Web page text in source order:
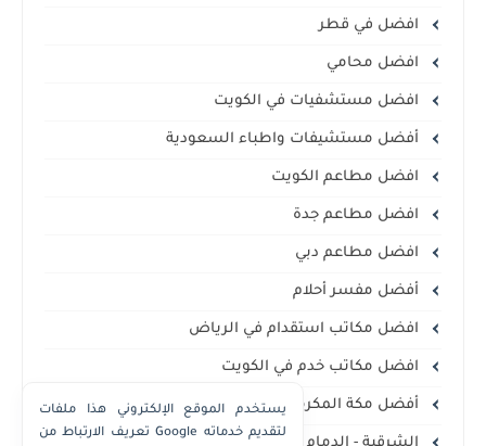
افضل في قطر
افضل محامي
افضل مستشفيات في الكويت
أفضل مستشيفات واطباء السعودية
افضل مطاعم الكويت
افضل مطاعم جدة
افضل مطاعم دبي
أفضل مفسر أحلام
افضل مكاتب استقدام في الرياض
افضل مكاتب خدم في الكويت
أفضل مكة المكرمة
يستخدم الموقع الإلكتروني هذا ملفات
تعريف الارتباط من Google لتقديم خدماته